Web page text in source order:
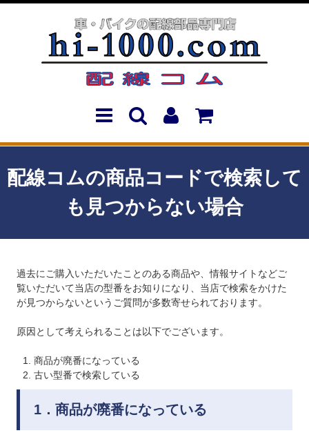
配線コムの商品コードで検索して
も見つからない場合
過去にご購入いただいたことのある商品や、情報サイトなどご
覧いただいて当店の型番をお知りになり、当店で検索をかけた
が見つからないというご質問が多数寄せられております。
原因として考えられることは以下でございます。
商品が廃番になっている
古い型番で検索している
1．商品が廃番になっている